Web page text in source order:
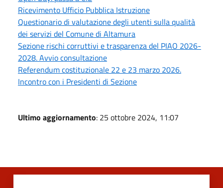
Ricevimento Ufficio Pubblica Istruzione
Questionario di valutazione degli utenti sulla qualità
dei servizi del Comune di Altamura
Sezione rischi corruttivi e trasparenza del PIAO 2026-
2028. Avvio consultazione
Referendum costituzionale 22 e 23 marzo 2026.
Incontro con i Presidenti di Sezione
Ultimo aggiornamento: 25 ottobre 2024, 11:07